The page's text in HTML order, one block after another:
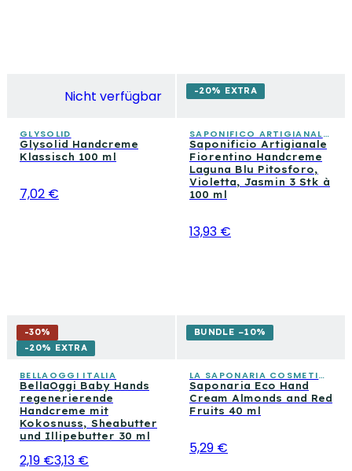
Nicht verfügbar
GLYSOLID
Glysolid Handcreme
Klassisch 100 ml
7,02 €
-20% EXTRA
SAPONIFICO ARTIGIANALE FIORENTINO
Saponificio Artigianale
Fiorentino Handcreme
Laguna Blu Pitosforo,
Violetta, Jasmin 3 Stk à
100 ml
13,93 €
-30%
-20% EXTRA
BELLAOGGI ITALIA
BellaOggi Baby Hands
regenerierende
Handcreme mit
Kokosnuss, Sheabutter
und Illipebutter 30 ml
2,19 €3,13 €
BUNDLE −10%
LA SAPONARIA COSMETICA CONSAPEVOLE
Saponaria Eco Hand
Cream Almonds and Red
Fruits 40 ml
5,29 €